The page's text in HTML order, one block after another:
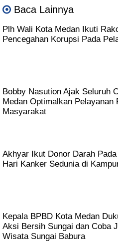
Baca Lainnya
Plh Wali Kota Medan Ikuti
Pencegahan Korupsi Pada
Bobby Nasution Ajak Seluruh
Medan Optimalkan Pelayanan
Masyarakat
Akhyar Ikut Donor Darah
Hari Kanker Sedunia di
Kepala BPBD Kota Medan
Aksi Bersih Sungai dan Coba
Wisata Sungai Babura